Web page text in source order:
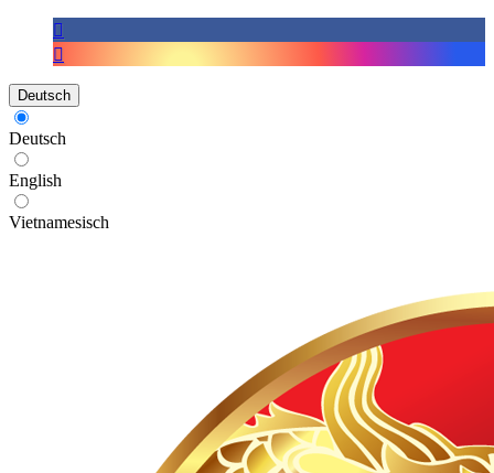
Deutsch
Deutsch
English
Vietnamesisch